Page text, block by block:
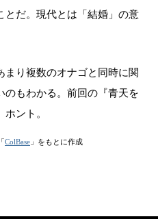
とだ。現代とは「結婚」の意
まり複数のオナゴと同時に関
のもわかる。前回の『青天を
ント。
ColBase 」をもとに作成